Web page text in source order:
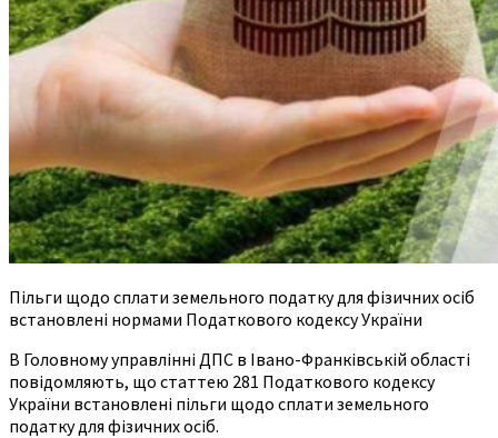
Пільги щодо сплати земельного податку для фізичних осіб
встановлені нормами Податкового кодексу України
В Головному управлінні ДПС в Івано-Франківській області
повідомляють, що статтею 281 Податкового кодексу
України встановлені пільги щодо сплати земельного
податку для фізичних осіб.